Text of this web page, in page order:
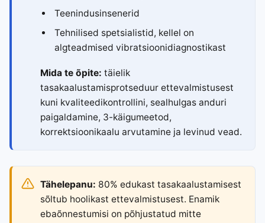
Teenindusinsenerid
Tehnilised spetsialistid, kellel on
algteadmised vibratsioonidiagnostikast
Mida te õpite: täielik
tasakaalustamisprotseduur ettevalmistusest
kuni kvaliteedikontrollini, sealhulgas anduri
paigaldamine, 3-käigumeetod,
korrektsioonikaalu arvutamine ja levinud vead.
Tähelepanu: 80% edukast tasakaalustamisest
sõltub hoolikast ettevalmistusest. Enamik
ebaõnnestumisi on põhjustatud mitte